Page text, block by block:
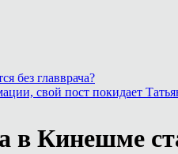
без главврача?
свой пост покидает
в Кинешме